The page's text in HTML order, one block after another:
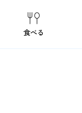
食べる